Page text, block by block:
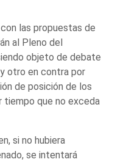
las propuestas de
al Pleno del
objeto de debate
otro en contra por
de posición de los
tiempo que no exceda
si no hubiera
se intentará